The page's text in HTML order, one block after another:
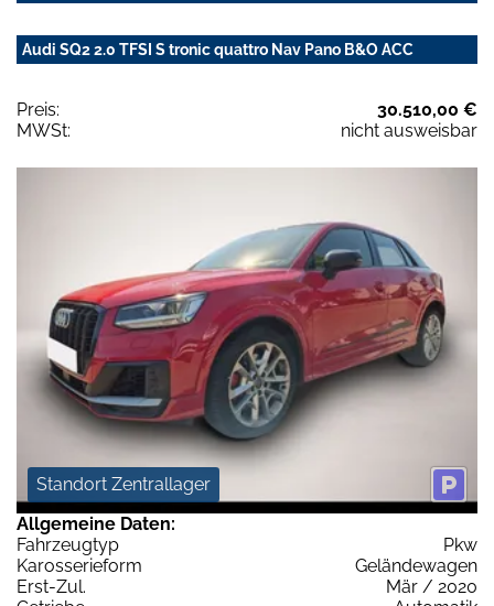
Audi SQ2 2.0 TFSI S tronic quattro Nav Pano B&O ACC
Preis:
30.510,00 €
MWSt:
nicht ausweisbar
Standort Zentrallager
Allgemeine Daten:
Fahrzeugtyp
Pkw
Karosserieform
Geländewagen
Erst-Zul.
Mär / 2020